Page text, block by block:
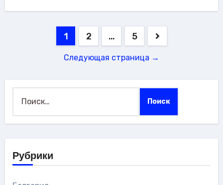
Пагинация
записей
1 2 … 5
Следующая страница →
Рубрики